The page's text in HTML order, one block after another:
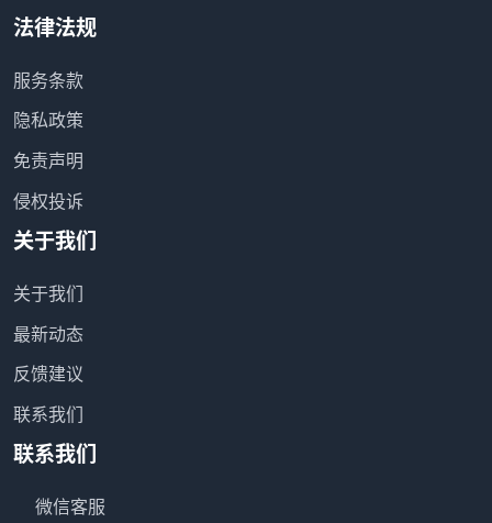
法律法规
服务条款
隐私政策
免责声明
侵权投诉
关于我们
关于我们
最新动态
反馈建议
联系我们
联系我们
微信客服